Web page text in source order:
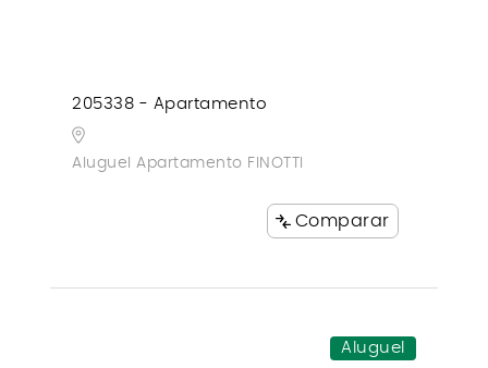
205338 - Apartamento
Aluguel Apartamento FINOTTI
Comparar
Aluguel